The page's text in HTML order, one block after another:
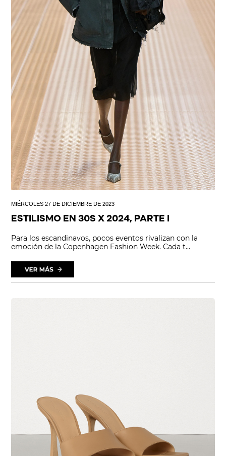
MIÉRCOLES 27 DE DICIEMBRE DE 2023
ESTILISMO EN 30S X 2024, PARTE I
Para los escandinavos, pocos eventos rivalizan con la
emoción de la Copenhagen Fashion Week. Cada t...